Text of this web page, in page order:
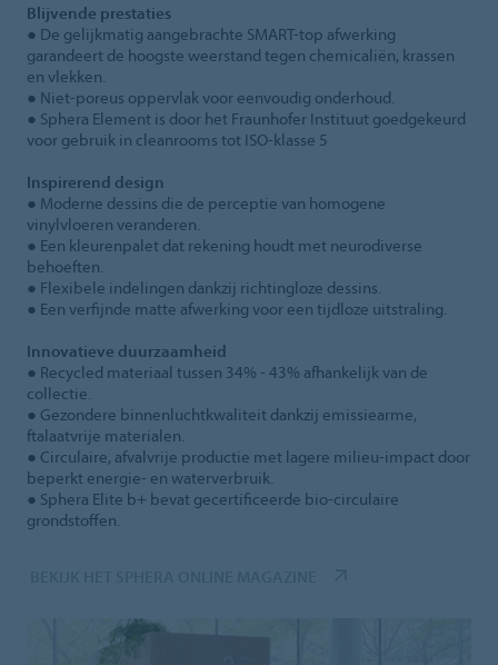
Blijvende prestaties
● De gelijkmatig aangebrachte SMART-top afwerking
garandeert de hoogste weerstand tegen chemicaliën, krassen
en vlekken.
● Niet-poreus oppervlak voor eenvoudig onderhoud.
● Sphera Element is door het Fraunhofer Instituut goedgekeurd
voor gebruik in cleanrooms tot ISO-klasse 5
Inspirerend design
● Moderne dessins die de perceptie van homogene
vinylvloeren veranderen.
● Een kleurenpalet dat rekening houdt met neurodiverse
behoeften.
● Flexibele indelingen dankzij richtingloze dessins.
● Een verfijnde matte afwerking voor een tijdloze uitstraling.
Innovatieve duurzaamheid
● Recycled materiaal tussen 34% - 43% afhankelijk van de
collectie.
● Gezondere binnenluchtkwaliteit dankzij emissiearme,
ftalaatvrije materialen.
● Circulaire, afvalvrije productie met lagere milieu-impact door
beperkt energie- en waterverbruik.
● Sphera Elite b+ bevat gecertificeerde bio-circulaire
grondstoffen.